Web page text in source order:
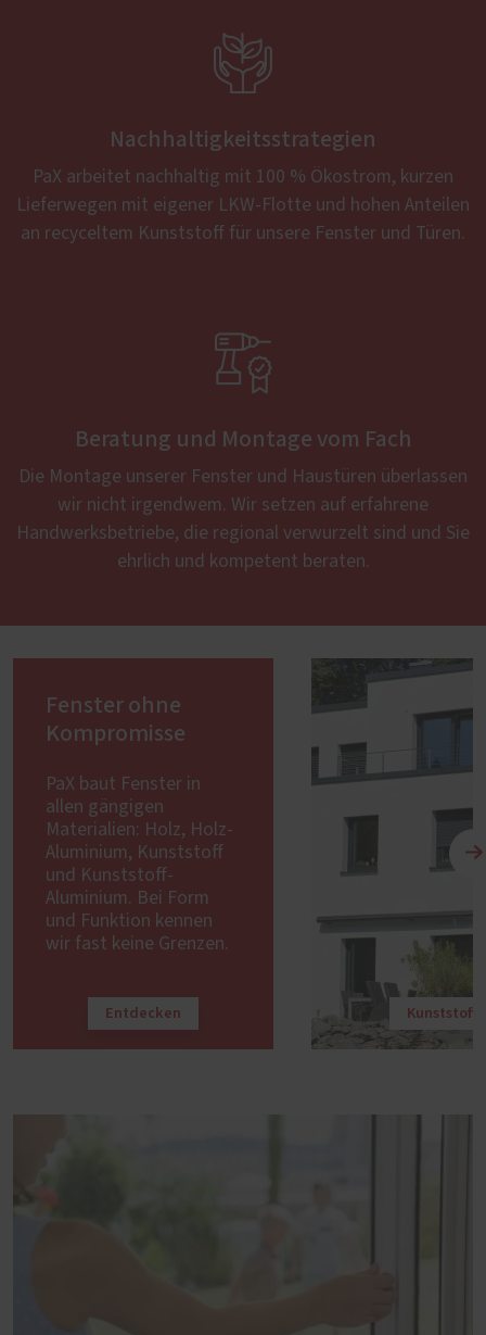

Nachhaltigkeitsstrategien
PaX arbeitet nachhaltig mit 100 % Ökostrom, kurzen
Lieferwegen mit eigener LKW-Flotte und hohen Anteilen
an recyceltem Kunststoff für unsere Fenster und Türen.

Beratung und Montage vom Fach
Die Montage unserer Fenster und Haustüren überlassen
wir nicht irgendwem. Wir setzen auf erfahrene
Handwerksbetriebe, die regional verwurzelt sind und Sie
ehrlich und kompetent beraten.
Fenster ohne
Kompromisse
PaX baut Fenster in
allen gängigen
Materialien: Holz, Holz-
Aluminium, Kunststoff
und Kunststoff-
Aluminium. Bei Form
und Funktion kennen
wir fast keine Grenzen.
Entdecken Kunststoff